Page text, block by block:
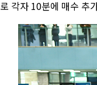
로 각자 10분에 매수 추